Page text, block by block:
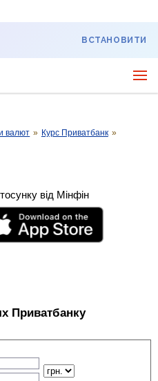
ВСТАНОВИТИ
валют » Курс Приватбанк »
від Мінфін
Приватбанку